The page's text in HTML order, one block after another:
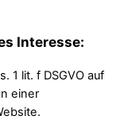
Interesse:
1 lit. f DSGVO auf
einer